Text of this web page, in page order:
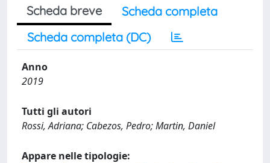
Scheda breve
Scheda completa
Scheda completa (DC)
Anno
2019
Tutti gli autori
Rossi, Adriana; Cabezos, Pedro; Martin, Daniel
Appare nelle tipologie: